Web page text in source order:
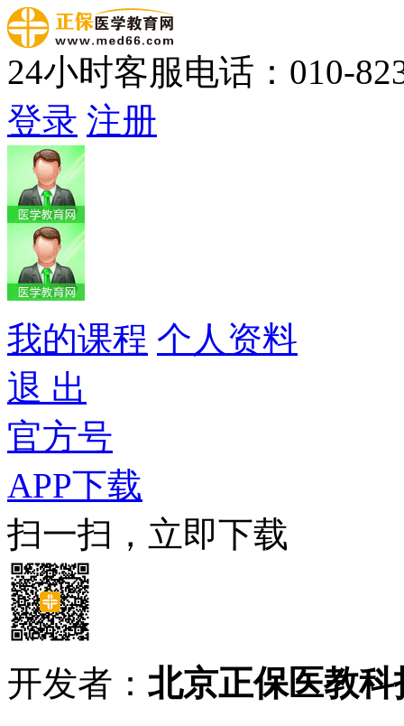
24小时客服电话：010-
登录 注册
我的课程 个人资料
退 出
官方号
APP下载
扫一扫，立即下载
开发者： 北京正保医教